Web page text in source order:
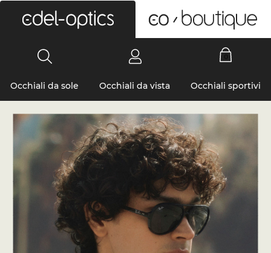
Occhiali da sole Occhiali da vista Occhiali sportivi